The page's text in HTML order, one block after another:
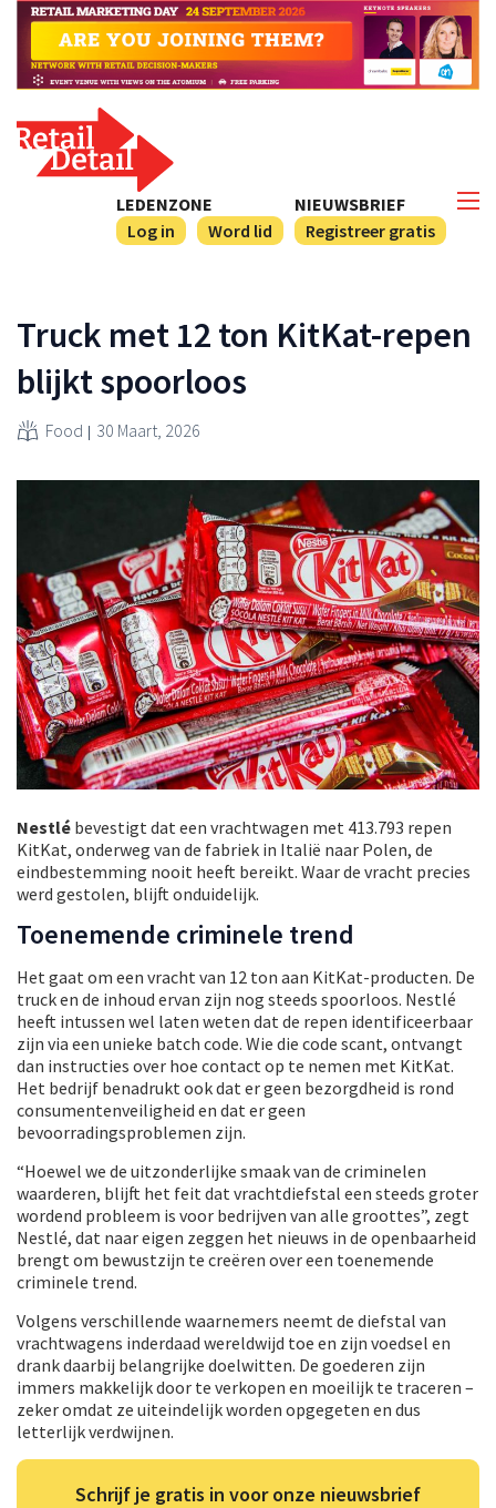
NIEUWSBRIEF
Registreer gratis
LEDENZONE
Log in
Word lid
Truck met 12 ton KitKat-repen
blijkt spoorloos
Food 30 Maart, 2026
Nestlé bevestigt dat een vrachtwagen met 413.793 repen
KitKat, onderweg van de fabriek in Italië naar Polen, de
eindbestemming nooit heeft bereikt. Waar de vracht precies
werd gestolen, blijft onduidelijk.
Toenemende criminele trend
Het gaat om een vracht van 12 ton aan KitKat-producten. De
truck en de inhoud ervan zijn nog steeds spoorloos. Nestlé
heeft intussen wel laten weten dat de repen identificeerbaar
zijn via een unieke batch code. Wie die code scant, ontvangt
dan instructies over hoe contact op te nemen met KitKat.
Het bedrijf benadrukt ook dat er geen bezorgdheid is rond
consumentenveiligheid en dat er geen
bevoorradingsproblemen zijn.
“Hoewel we de uitzonderlijke smaak van de criminelen
waarderen, blijft het feit dat vrachtdiefstal een steeds groter
wordend probleem is voor bedrijven van alle groottes”, zegt
Nestlé, dat naar eigen zeggen het nieuws in de openbaarheid
brengt om bewustzijn te creëren over een toenemende
criminele trend.
Volgens verschillende waarnemers neemt de diefstal van
vrachtwagens inderdaad wereldwijd toe en zijn voedsel en
drank daarbij belangrijke doelwitten. De goederen zijn
immers makkelijk door te verkopen en moeilijk te traceren –
zeker omdat ze uiteindelijk worden opgegeten en dus
letterlijk verdwijnen.
Schrijf je gratis in voor onze nieuwsbrief